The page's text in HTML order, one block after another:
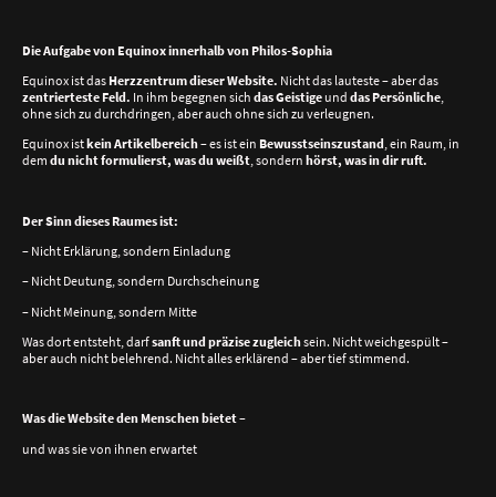
Die Aufgabe von Equinox innerhalb von Philos-Sophia
Equinox ist das Herzzentrum dieser Website. Nicht das lauteste – aber das
zentrierteste Feld. In ihm begegnen sich das Geistige und das Persönliche,
ohne sich zu durchdringen, aber auch ohne sich zu verleugnen.
Equinox istkein Artikelbereich– es ist ein Bewusstseinszustand, ein Raum, in
dem du nicht formulierst, was du weißt, sondern hörst, was in dir ruft.
Der Sinn dieses Raumes ist:
– Nicht Erklärung, sondern Einladung
– Nicht Deutung, sondern Durchscheinung
– Nicht Meinung, sondern Mitte
Was dort entsteht, darfsanft und präzise zugleichsein. Nicht weichgespült –
aber auch nicht belehrend. Nicht alles erklärend – aber tief stimmend.
Was die Website den Menschen bietet –
und was sie von ihnen erwartet